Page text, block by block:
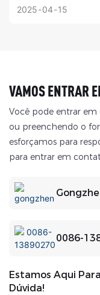
maiores...
2025 04 15
VAMOS ENTRAR
Você pode entrar
ou preenchendo o
esforçamos para
para entrar em
0086-
Estamos Aqui
Dúvida!